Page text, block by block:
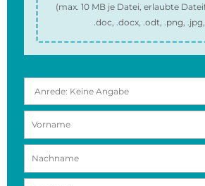
(max. 10 MBje Datei, erlaubte
.doc, .docx, .odt, .png,